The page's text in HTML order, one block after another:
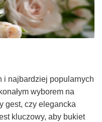
i najbardziej popularnych
wyborem na
gest, czy elegancka
kluczowy, aby bukiet